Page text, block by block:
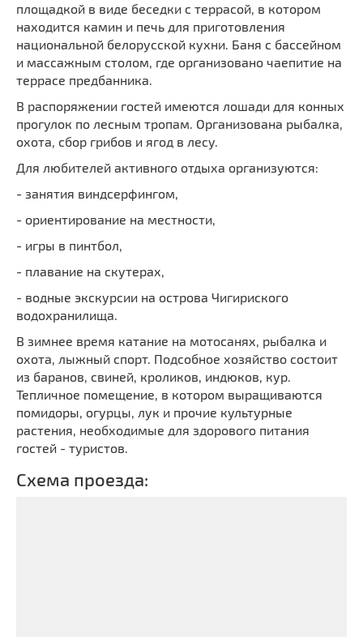
площадкой в виде беседки с террасой, в котором
находится камин и печь для приготовления
национальной белорусской кухни. Баня с бассейном
и массажным столом, где организовано чаепитие на
террасе предбанника.
В распоряжении гостей имеются лошади для конных
прогулок по лесным тропам. Организована рыбалка,
охота, сбор грибов и ягод в лесу.
Для любителей активного отдыха организуются:
- занятия виндсерфингом,
- ориентирование на местности,
- игры в пинтбол,
- плавание на скутерах,
- водные экскурсии на острова Чигириского
водохранилища.
В зимнее время катание на мотосанях, рыбалка и
охота, лыжный спорт. Подсобное хозяйство состоит
из баранов, свиней, кроликов, индюков, кур.
Тепличное помещение, в котором выращиваются
помидоры, огурцы, лук и прочие культурные
растения, необходимые для здорового питания
гостей - туристов.
Схема проезда: